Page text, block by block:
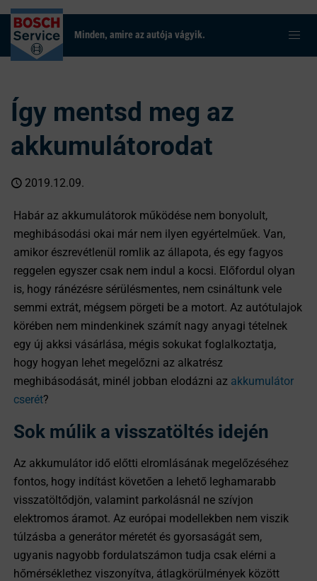
Minden, amire az autója vágyik.
Így mentsd meg az
akkumulátorodat
2019.12.09.
Habár az akkumulátorok működése nem bonyolult,
meghibásodási okai már nem ilyen egyértelműek. Van,
amikor észrevétlenül romlik az állapota, és egy fagyos
reggelen egyszer csak nem indul a kocsi. Előfordul olyan
is, hogy ránézésre sérülésmentes, nem csináltunk vele
semmi extrát, mégsem pörgeti be a motort. Az autótulajok
körében nem mindenkinek számít nagy anyagi tételnek
egy új akksi vásárlása, mégis sokukat foglalkoztatja,
hogy hogyan lehet megelőzni az alkatrész
meghibásodását, minél jobban elodázni az akkumulátor
cserét?
Sok múlik a visszatöltés idején
Az akkumulátor idő előtti elromlásának megelőzéséhez
fontos, hogy indítást követően a lehető leghamarabb
visszatöltődjön, valamint parkolásnál ne szívjon
elektromos áramot. Az európai modellekben nem viszik
túlzásba a generátor méretét és gyorsaságát sem,
ugyanis nagyobb fordulatszámon tudja csak elérni a
hőmérséklethez viszonyítva, átlagkörülmények között